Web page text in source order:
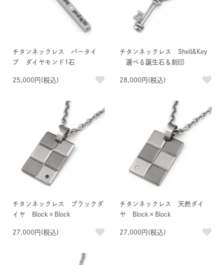
チタンネックレス バータイ
プ ダイヤモンド1石
25,000円(税込)
チタンネックレス Shell&Key
選べる誕生石＆刻印
28,000円(税込)
チタンネックレス ブラックダ
イヤ Block×Block
27,000円(税込)
チタンネックレス 天然ダイ
ヤ Block×Block
27,000円(税込)